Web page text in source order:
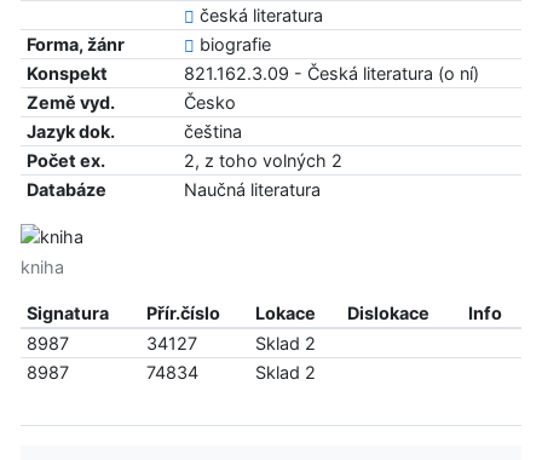
česká literatura
Forma, žánr
biografie
Konspekt
821.162.3.09 - Česká literatura (o ní)
Země vyd.
Česko
Jazyk dok.
čeština
Počet ex.
2, z toho volných 2
Databáze
Naučná literatura
kniha
Signatura Přír.číslo Lokace Dislokace
Info
8987
34127
Sklad 2
8987
74834 Sklad 2